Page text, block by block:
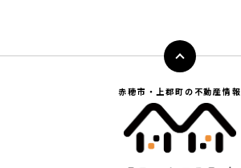
赤穂市・上郡町の不動産情報